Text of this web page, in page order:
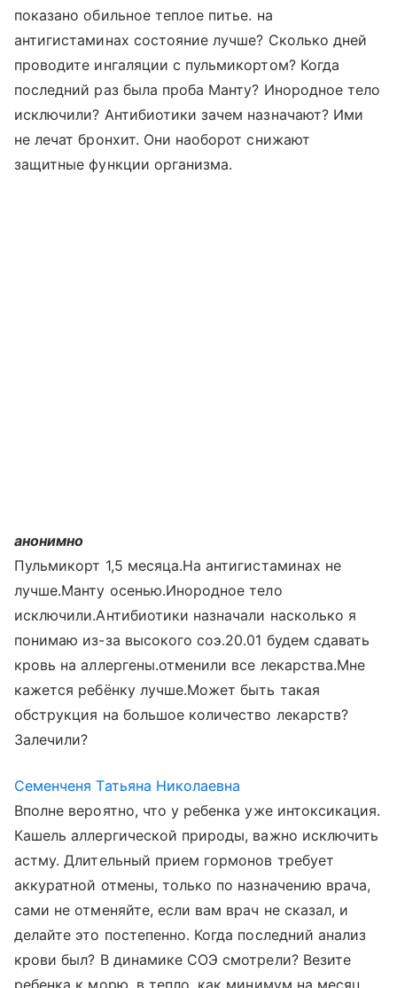
показано обильное теплое питье. на
антигистаминах состояние лучше? Сколько дней
проводите ингаляции с пульмикортом? Когда
последний раз была проба Манту? Инородное тело
исключили? Антибиотики зачем назначают? Ими
не лечат бронхит. Они наоборот снижают
защитные функции организма.
анонимно
Пульмикорт 1,5 месяца.На антигистаминах не
лучше.Манту осенью.Инородное тело
исключили.Антибиотики назначали насколько я
понимаю из-за высокого соэ.20.01 будем сдавать
кровь на аллергены.отменили все лекарства.Мне
кажется ребёнку лучше.Может быть такая
обструкция на большое количество лекарств?
Залечили?
Семенченя Татьяна Николаевна
Вполне вероятно, что у ребенка уже интоксикация.
Кашель аллергической природы, важно исключить
астму. Длительный прием гормонов требует
аккуратной отмены, только по назначению врача,
сами не отменяйте, если вам врач не сказал, и
делайте это постепенно. Когда последний анализ
крови был? В динамике СОЭ смотрели? Везите
ребенка к морю, в тепло, как минимум на месяц,